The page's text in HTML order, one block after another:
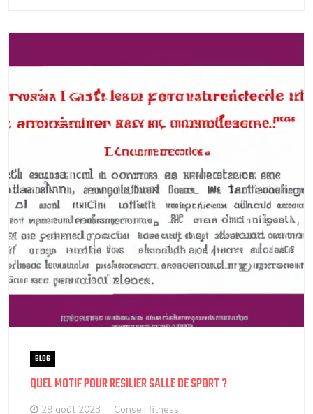
BLOG
QUEL MOTIF POUR RESILIER SALLE DE SPORT ?
29 août 2023 Conseil fitness